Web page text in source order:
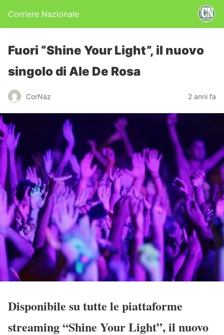
Corriere Nazionale
Fuori “Shine Your Light”, il nuovo
singolo di Ale De Rosa
CorNaz 2 anni fa
Disponibile su tutte le piattaforme
streaming “Shine Your Light”, il nuovo